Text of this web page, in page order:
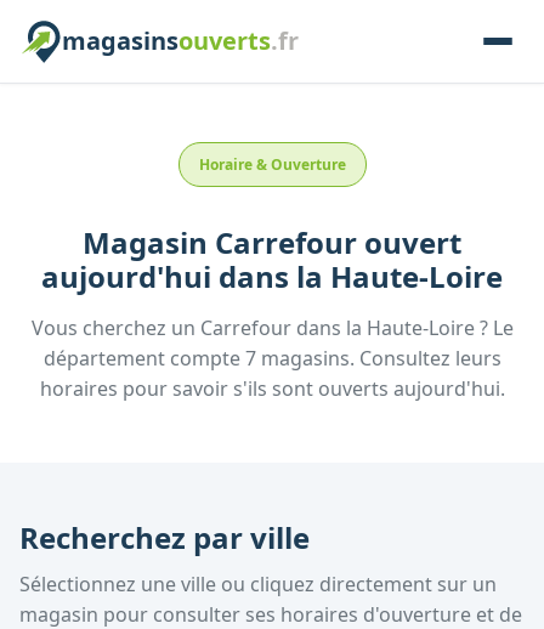
magasinsouverts.fr
Horaire & Ouverture
Magasin Carrefour ouvert
aujourd'hui dans la Haute-Loire
Vous cherchez un Carrefour dans la Haute-Loire? Le
département compte7magasins. Consultez leurs
horaires pour savoir s'ils sont ouverts aujourd'hui.
Recherchez par ville
Sélectionnez une ville ou cliquez directement sur un
magasin pour consulter ses horaires d'ouverture et de